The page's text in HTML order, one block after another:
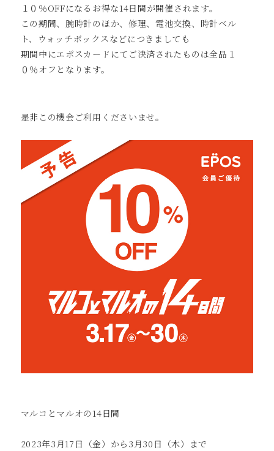
１０％OFFになるお得な14日間が開催されます。
この期間、腕時計のほか、修理、電池交換、時計ベル
ト、ウォッチボックスなどにつきましても
期間中にエポスカードにてご決済されたものは全品１
０％オフとなります。
是非この機会ご利用くださいませ。
マルコとマルオの14日間
2023年3月17日（金）から3月30日（木）まで